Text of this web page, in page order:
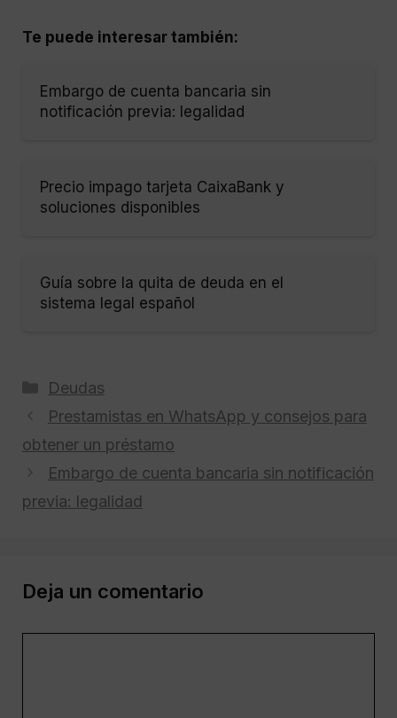
Te puede interesar también:
Embargo de cuenta bancaria sin
notificación previa: legalidad
Precio impago tarjeta CaixaBank y
soluciones disponibles
Guía sobre la quita de deuda en el
sistema legal español
Categorías
Deudas
Prestamistas en WhatsApp y consejos para
obtener un préstamo
Embargo de cuenta bancaria sin notificación
previa: legalidad
Deja un comentario